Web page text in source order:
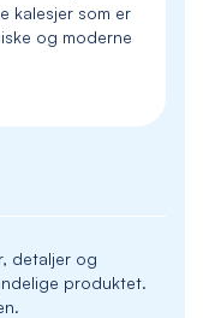
kalesjer som er
og moderne
detaljer og
produktet.